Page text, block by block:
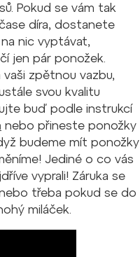
Pokud se vám tak
díra, dostanete
nic vyptávat,
jen pár ponožek.
vaši zpětnou vazbu,
svou kvalitu
buď podle instrukcí
nebo přineste ponožky
budeme mít ponožky
Jediné o co vás
vyprali! Záruka se
třeba pokud se do
miláček.